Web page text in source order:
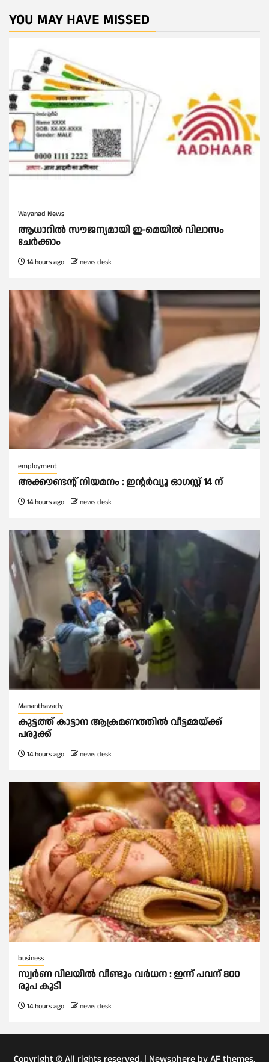
YOU MAY HAVE MISSED
Wayanad News
ആധാറിൽ സൗജന്യമായി ഇ-മെയിൽ വിലാസം
ചേർക്കാം
14 hours ago news desk
employment
അക്കൗണ്ടന്റ് നിയമനം : ഇൻ്റർവ്യൂ ഓഗസ്റ്റ് 14 ന്
14 hours ago news desk
Mananthavady
കുട്ടത്ത് കാട്ടാന ആക്രമണത്തിൽ വീട്ടമ്മയ്ക്ക്
പരുക്ക്
14 hours ago news desk
business
സ്വർണ വിലയില്‍ വീണ്ടും വർധന : ഇന്ന് പവന് 800
രൂപ കൂടി
14 hours ago news desk